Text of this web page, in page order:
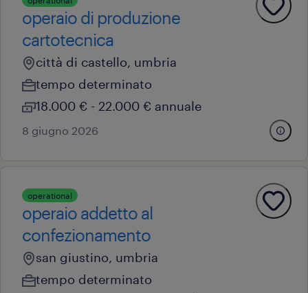
operaio di produzione
cartotecnica
città di castello, umbria
tempo determinato
18.000 € - 22.000 € annuale
8 giugno 2026
operational
operaio addetto al
confezionamento
san giustino, umbria
tempo determinato